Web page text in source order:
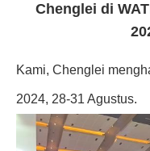
Chenglei di
Kami, Chenglei
2024, 28-31 Agustus.